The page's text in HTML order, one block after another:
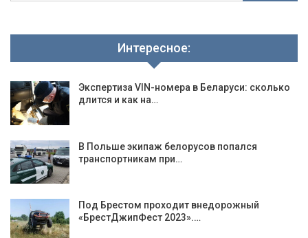
Интересное:
Экспертиза VIN-номера в Беларуси: сколько
длится и как на…
В Польше экипаж белорусов попался
транспортникам при…
Под Брестом проходит внедорожный
«БрестДжипФест 2023».…